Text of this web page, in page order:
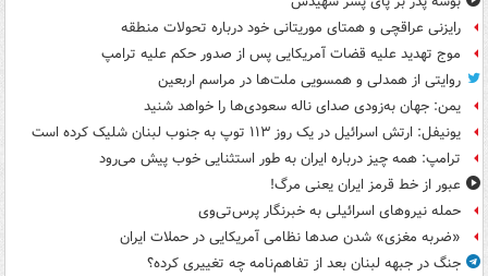
رایزنی عراقچی و همتای موریتانی خود درباره تحولات منطقه
موج تهدید علیه قضات آمریکایی پس از صدور حکم علیه ترامپ
روایتی از همدلی و همسویی ملت‌ها در مراسم اربعین
یمن: جهان به‌زودی صدای ناله سعودی‌ها را خواهد شنید
یونیفل: ارتش اسرائیل در یک روز ۱۱۳ توپ به جنوب لبنان شلیک کرده است
ترامپ: همه چیز درباره ایران به طور استثنایی خوب پیش می‌رود
عبور از خط قرمز ایران یعنی مرگ!
حمله نیروهای اسرائیلی به خبرنگار پرس‌تی‌وی
«ضربه مغزی» شدن صدها نظامی آمریکایی در حملات ایران
جنگ در جبهه لبنان بعد از تفاهم‌نامه چه تغییری کرده؟